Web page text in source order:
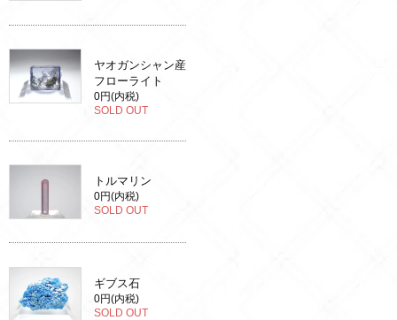
ヤオガンシャン産
フローライト
0円(内税)
SOLD OUT
トルマリン
0円(内税)
SOLD OUT
ギブス石
0円(内税)
SOLD OUT